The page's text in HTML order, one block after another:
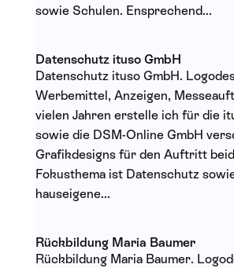
sowie Schulen. Ensprechend...
Datenschutz ituso GmbH
Datenschutz ituso GmbH.
Werbemittel, Anzeigen,
vielen Jahren erstelle ich für die
sowie die DSM-Online GmbH
Grafikdesigns für den Auftritt
Fokusthema ist Datenschutz
hauseigene...
Rückbildung Maria Baumer
Rückbildung Maria Baumer.